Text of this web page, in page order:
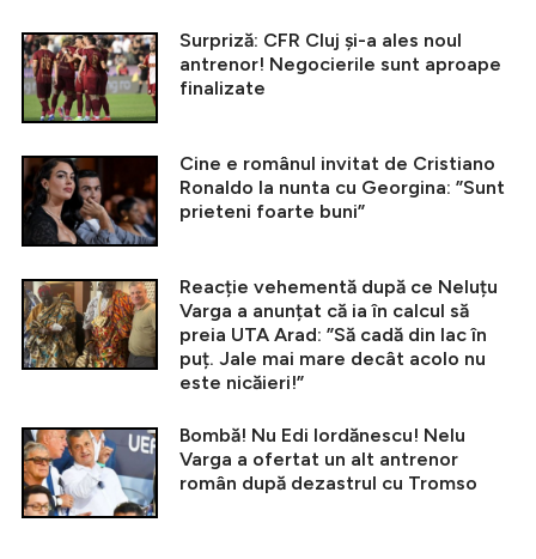
Surpriză: CFR Cluj și-a ales noul
antrenor! Negocierile sunt aproape
finalizate
Cine e românul invitat de Cristiano
Ronaldo la nunta cu Georgina: ”Sunt
prieteni foarte buni”
Reacție vehementă după ce Neluțu
Varga a anunțat că ia în calcul să
preia UTA Arad: ”Să cadă din lac în
puț. Jale mai mare decât acolo nu
este nicăieri!”
Bombă! Nu Edi Iordănescu! Nelu
Varga a ofertat un alt antrenor
român după dezastrul cu Tromso